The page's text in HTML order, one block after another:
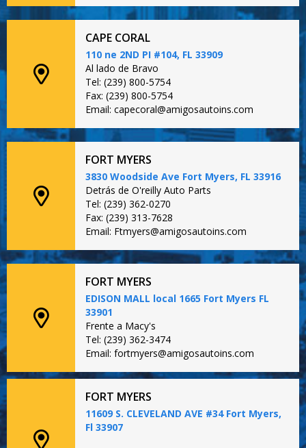
CAPE CORAL
110 ne 2ND PI #104, FL 33909
Al lado de Bravo
Tel: (239) 800-5754
Fax: (239) 800-5754
Email: capecoral@amigosautoins.com
FORT MYERS
3830 Woodside Ave Fort Myers, FL 33916
Detrás de O'reilly Auto Parts
Tel: (239) 362-0270
Fax: (239) 313-7628
Email: Ftmyers@amigosautoins.com
FORT MYERS
EDISON MALL local 1665 Fort Myers FL
33901
Frente a Macy's
Tel: (239) 362-3474
Email: fortmyers@amigosautoins.com
FORT MYERS
11609 S. CLEVELAND AVE #34 Fort Myers,
Fl 33907